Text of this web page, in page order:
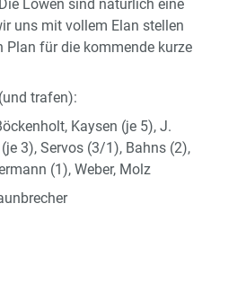
Löwen sind natürlich eine
uns mit vollem Elan stellen
Plan für die kommende kurze
trafen):
Kaysen (je 5), J.
3), Servos (3/1), Bahns (2),
(1), Weber, Molz